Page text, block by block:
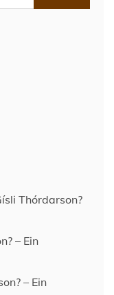
Thórdarson?
– Ein
– Ein